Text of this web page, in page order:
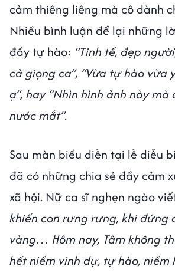
cảm thiêng liêng mà cô dành
Nhiều bình luận để lại những
đầy tự hào: “Tinh tế, đẹp
cả giọng ca”, “Vừa tự hào vừa
ạ”, hay “Nhìn hình ảnh này
nước mắt”.
Sau màn biểu diễn tại lễ diễu
đã có những chia sẻ đầy cảm
xã hội. Nữ ca sĩ nghẹn ngào
khiến con rưng rưng, khi đứng
vàng… Hôm nay, Tâm không
hết niềm vinh dự, tự hào, niềm